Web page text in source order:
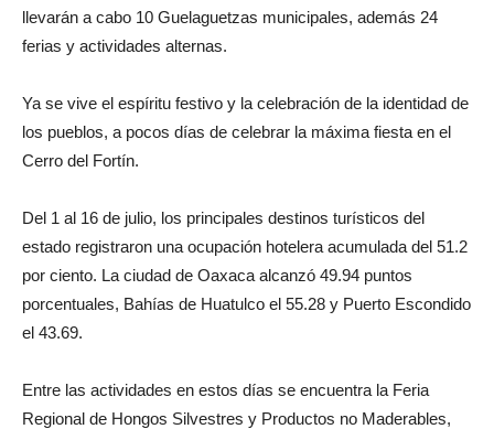
llevarán a cabo 10 Guelaguetzas municipales, además 24
ferias y actividades alternas.
Ya se vive el espíritu festivo y la celebración de la identidad de
los pueblos, a pocos días de celebrar la máxima fiesta en el
Cerro del Fortín.
Del 1 al 16 de julio, los principales destinos turísticos del
estado registraron una ocupación hotelera acumulada del 51.2
por ciento. La ciudad de Oaxaca alcanzó 49.94 puntos
porcentuales, Bahías de Huatulco el 55.28 y Puerto Escondido
el 43.69.
Entre las actividades en estos días se encuentra la Feria
Regional de Hongos Silvestres y Productos no Maderables,